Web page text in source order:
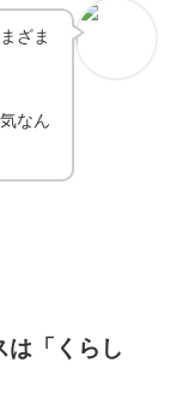
ざま
なん
は「くらし